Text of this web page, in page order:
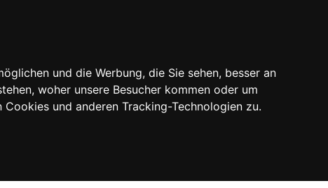
und die Werbung, die Sie sehen, besser an
woher unsere Besucher kommen oder um
und anderen Tracking-Technologien zu.